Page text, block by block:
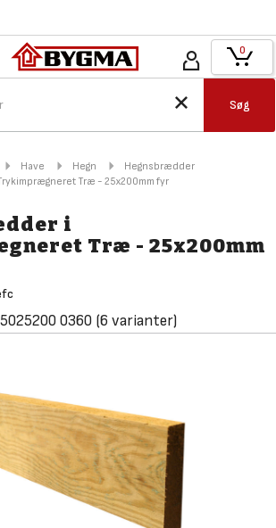
Søg
0
Have Hegn
Hegnsbrædder
Træ - 25x200mm fyr
i
Træ - 25x200mm
0360 (6 varianter)